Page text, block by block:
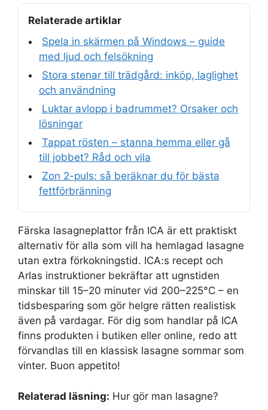
Relaterade artiklar
Spela in skärmen på Windows – guide
med ljud och felsökning
Stora stenar till trädgård: inköp, laglighet
och användning
Luktar avlopp i badrummet? Orsaker och
lösningar
Tappat rösten – stanna hemma eller gå
till jobbet? Råd och vila
Zon 2-puls: så beräknar du för bästa
fettförbränning
Färska lasagneplattor från ICA är ett praktiskt
alternativ för alla som vill ha hemlagad lasagne
utan extra förkokningstid. ICA:s recept och
Arlas instruktioner bekräftar att ugnstiden
minskar till 15–20 minuter vid 200–225°C – en
tidsbesparing som gör helgre rätten realistisk
även på vardagar. För dig som handlar på ICA
finns produkten i butiken eller online, redo att
förvandlas till en klassisk lasagne sommar som
vinter. Buon appetito!
Relaterad läsning: Hur gör man lasagne?